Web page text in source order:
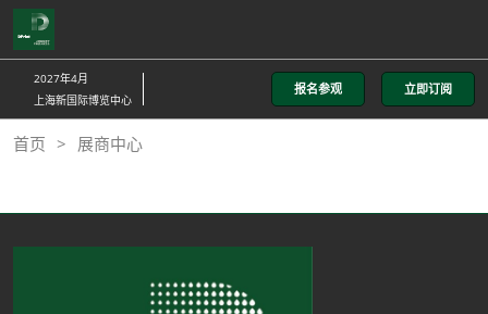
直
接
跳
至
内
2027年4月
上海新国际博览中心
报名参观 立即订阅
首页 展商中心